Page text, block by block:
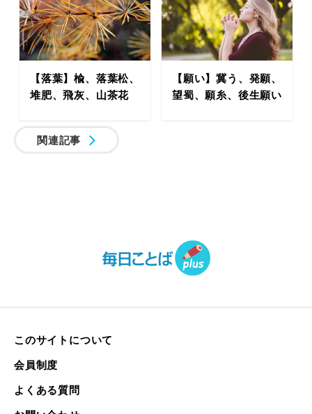
【落葉】楡、落葉松、
堆肥、飛灰、山茶花
【願い】冀う、発願、
望蜀、願糸、後生願い
関連記事
このサイトについて
会員制度
よくある質問